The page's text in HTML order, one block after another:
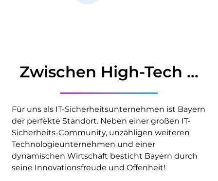
Zwischen High-Tech ...
Für uns als IT-Sicherheitsunternehmen ist Bayern
der perfekte Standort. Neben einer großen IT-
Sicherheits-Community, unzähligen weiteren
Technologie­unternehmen und einer
dynamischen Wirtschaft besticht Bayern durch
seine Innovationsfreude und Offenheit!